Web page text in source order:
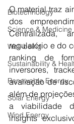
Biotechnology
Science & Medicine
Well-being
Sustainability &
Renewable Energy
Solar Energy
Wind Energy
O material traz
dos
Centralizada,
regulatório e do
ranking de
inversores,
avaliação de
além de
a viabilidade
insights